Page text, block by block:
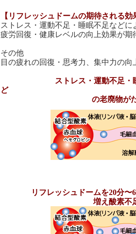
【リフレッシュドームの期待される効
ストレス・運動不足・睡眠不足などに
疲労回復・健康レベルの向上効果が期
その他
目の疲れの回復・思考力、集中力の
ストレス・運動不足・睡眠不
ど
の老廃物がたまり、
リフレッシュドームを20分
増え酸素不